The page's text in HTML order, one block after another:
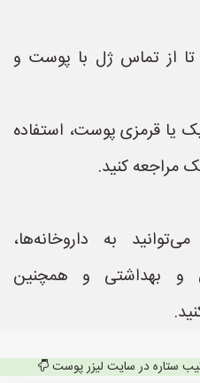
از تماس ژل با پوست و
یا قرمزی پوست، استفاده
مراجعه کنید.
به داروخانه‌ها،
و بهداشتی و همچنین
ستاره در سایت لیزر پوست